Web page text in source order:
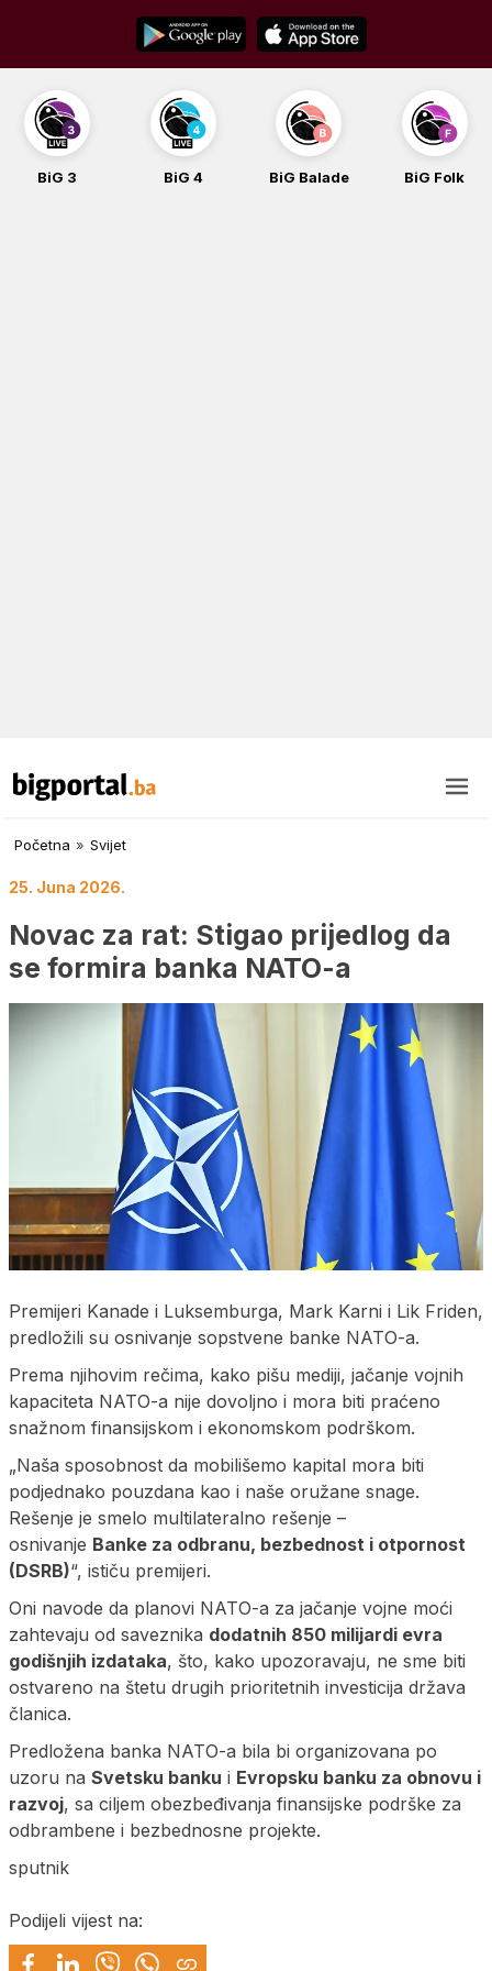
content
BiG 3 BiG 4 BiG Balade BiG Folk
Početna » Svijet
25. Juna 2026.
Novac za rat: Stigao prijedlog da
se formira banka NATO-a
Premijeri Kanade i Luksemburga, Mark Karni i Lik Friden,
predložili su osnivanje sopstvene banke NATO-a.
Prema njihovim rečima, kako pišu mediji, jačanje vojnih
kapaciteta NATO-a nije dovoljno i mora biti praćeno
snažnom finansijskom i ekonomskom podrškom.
„Naša sposobnost da mobilišemo kapital mora biti
podjednako pouzdana kao i naše oružane snage.
Rešenje je smelo multilateralno rešenje –
osnivanje Banke za odbranu, bezbednost i otpornost
(DSRB)“, ističu premijeri.
Oni navode da planovi NATO-a za jačanje vojne moći
zahtevaju od saveznika dodatnih 850 milijardi evra
godišnjih izdataka, što, kako upozoravaju, ne sme biti
ostvareno na štetu drugih prioritetnih investicija država
članica.
Predložena banka NATO-a bila bi organizovana po
uzoru na Svetsku banku i Evropsku banku za obnovu i
razvoj, sa ciljem obezbeđivanja finansijske podrške za
odbrambene i bezbednosne projekte.
sputnik
Podijeli vijest na: